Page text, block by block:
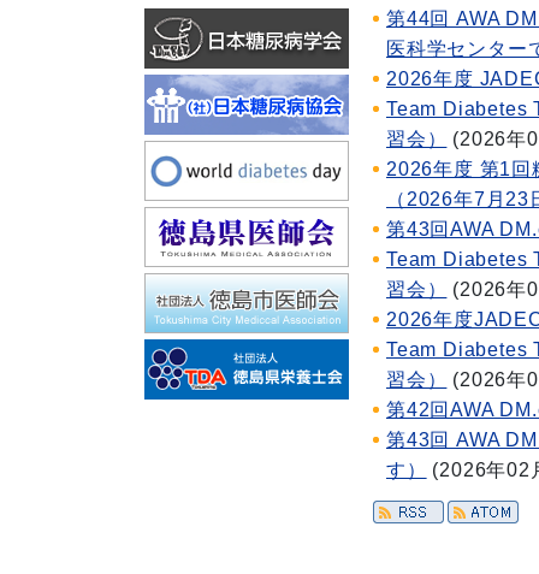
第44回 AWA
医科学センター
2026年度
Team Diabetes
習会）
(2026年
2026年度 第1回
（2026年7月
第43回AWA
Team Diabetes
習会）
(2026年
2026年度
Team Diabetes
習会）
(2026年
第42回AWA
第43回 AWA
す）
(2026年02